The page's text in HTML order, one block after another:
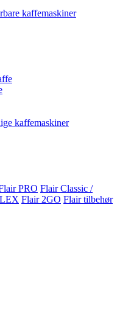
kaffemaskiner
kaffemaskiner
PRO Flair Classic /
Flair 2GO Flair tilbehør